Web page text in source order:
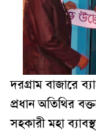
দরগ্রাম বাজারে
প্রধান অতিথির
সহকারী মহা